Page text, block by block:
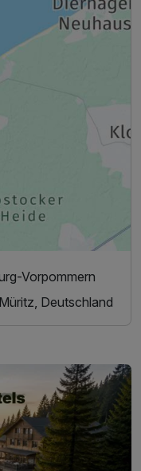
Vorpommern
Deutschland